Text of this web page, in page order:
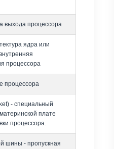
выхода процессора
ядра или
процессора
процессора
- специальный
плате
процессора.
шины - пропускная